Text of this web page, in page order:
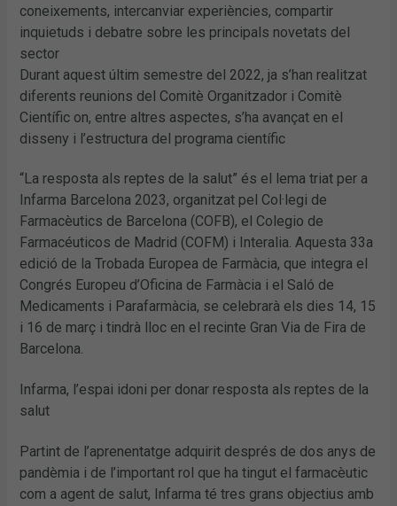
coneixements, intercanviar experiències, compartir
inquietuds i debatre sobre les principals novetats del
sector
Durant aquest últim semestre del 2022, ja s’han realitzat
diferents reunions del Comitè Organitzador i Comitè
Científic on, entre altres aspectes, s’ha avançat en el
disseny i l’estructura del programa científic
“La resposta als reptes de la salut” és el lema triat per a
Infarma Barcelona 2023, organitzat pel Col·legi de
Farmacèutics de Barcelona (COFB), el Colegio de
Farmacéuticos de Madrid (COFM) i Interalia. Aquesta 33a
edició de la Trobada Europea de Farmàcia, que integra el
Congrés Europeu d’Oficina de Farmàcia i el Saló de
Medicaments i Parafarmàcia, se celebrarà els dies 14, 15
i 16 de març i tindrà lloc en el recinte Gran Via de Fira de
Barcelona.
Infarma, l’espai idoni per donar resposta als reptes de la
salut
Partint de l’aprenentatge adquirit després de dos anys de
pandèmia i de l’important rol que ha tingut el farmacèutic
com a agent de salut, Infarma té tres grans objectius amb